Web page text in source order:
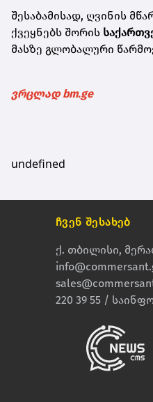
შესაბამისად, ღვინის
ქვეყნებს შორის
მასზე გლობალური
ვრცლად bm.ge
undefined
ჩვენ შესახებ
ქ. თბილისი,
220 39 55 /